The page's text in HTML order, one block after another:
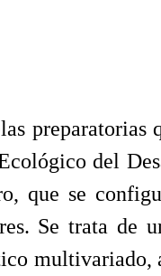
preparatorias
del
que se
Se trata de
multivariado,